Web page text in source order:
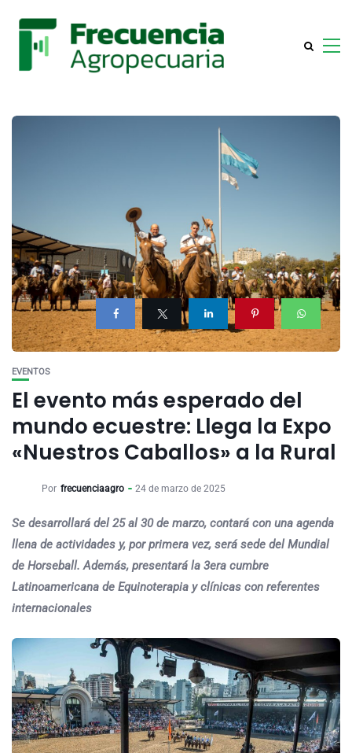
EVENTOS
El evento más esperado del
mundo ecuestre: Llega la Expo
«Nuestros Caballos» a la Rural
Por frecuenciaagro 24 de marzo de 2025
Se desarrollará del 25 al 30 de marzo, contará con una agenda
llena de actividades y, por primera vez, será sede del Mundial
de Horseball. Además, presentará la 3era cumbre
Latinoamericana de Equinoterapia y clínicas con referentes
internacionales